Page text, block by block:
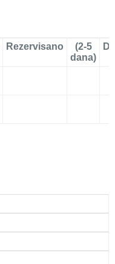
Rezervisano
(2-5
dana)